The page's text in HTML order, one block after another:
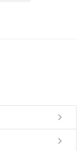
chevron_right
chevron_right